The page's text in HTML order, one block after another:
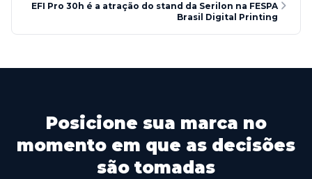
EFI Pro 30h é a atração do stand da Serilon na FESPA
Brasil Digital Printing
Posicione sua marca no
momento em que as decisões
são tomadas